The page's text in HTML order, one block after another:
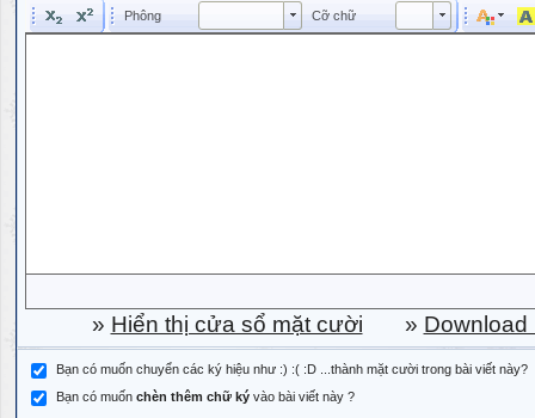
Phông Phông Cỡ chữ Kích cỡ phông
» Hiển thị cửa sổ mặt cười » Download
Bạn có muốn chuyển các ký hiệu như :) :( :D ...thành mặt cười trong bài viết này?
Bạn có muốn chèn thêm chữ ký vào bài viết này ?